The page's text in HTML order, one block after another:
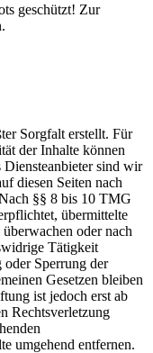
geschützt! Zur
Sorgfalt erstellt. Für
der Inhalte können
sind wir
diesen Seiten nach
§§ 8 bis 10 TMG
übermittelte
oder nach
Tätigkeit
Sperrung der
Gesetzen bleiben
ist jedoch erst ab
Rechtsverletzung
umgehend entfernen.